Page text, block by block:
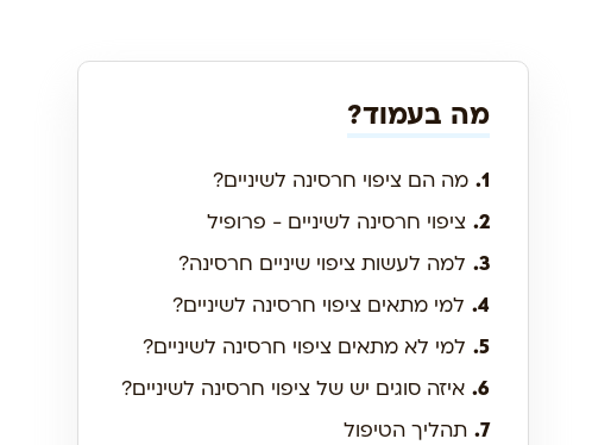
מה בעמוד?
1. מה הם ציפוי חרסינה לשיניים?
2. ציפוי חרסינה לשיניים - פרופיל
3. למה לעשות ציפוי שיניים חרסינה?
4. למי מתאים ציפוי חרסינה לשיניים?
5. למי לא מתאים ציפוי חרסינה לשיניים?
6. איזה סוגים יש של ציפוי חרסינה לשיניים?
7. תהליך הטיפול